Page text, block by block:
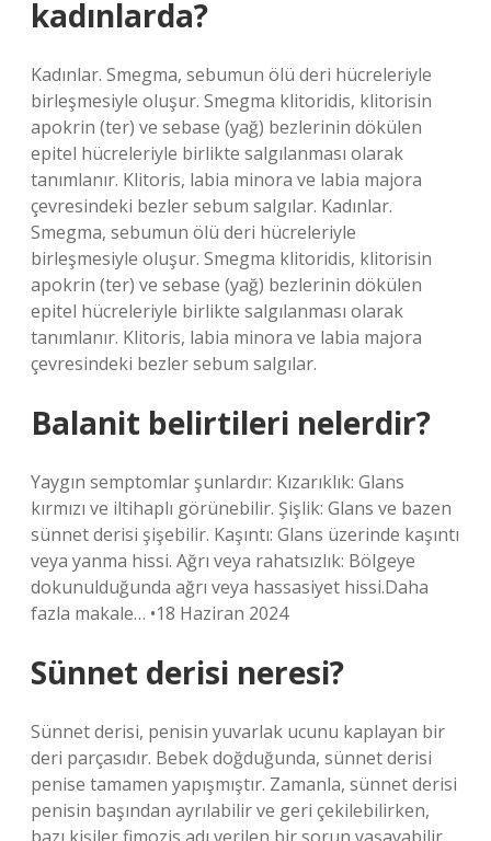
kadınlarda?
Kadınlar. Smegma, sebumun ölü deri hücreleriyle
birleşmesiyle oluşur. Smegma klitoridis, klitorisin
apokrin (ter) ve sebase (yağ) bezlerinin dökülen
epitel hücreleriyle birlikte salgılanması olarak
tanımlanır. Klitoris, labia minora ve labia majora
çevresindeki bezler sebum salgılar. Kadınlar.
Smegma, sebumun ölü deri hücreleriyle
birleşmesiyle oluşur. Smegma klitoridis, klitorisin
apokrin (ter) ve sebase (yağ) bezlerinin dökülen
epitel hücreleriyle birlikte salgılanması olarak
tanımlanır. Klitoris, labia minora ve labia majora
çevresindeki bezler sebum salgılar.
Balanit belirtileri nelerdir?
Yaygın semptomlar şunlardır: Kızarıklık: Glans
kırmızı ve iltihaplı görünebilir. Şişlik: Glans ve bazen
sünnet derisi şişebilir. Kaşıntı: Glans üzerinde kaşıntı
veya yanma hissi. Ağrı veya rahatsızlık: Bölgeye
dokunulduğunda ağrı veya hassasiyet hissi.Daha
fazla makale… •18 Haziran 2024
Sünnet derisi neresi?
Sünnet derisi, penisin yuvarlak ucunu kaplayan bir
deri parçasıdır. Bebek doğduğunda, sünnet derisi
penise tamamen yapışmıştır. Zamanla, sünnet derisi
penisin başından ayrılabilir ve geri çekilebilirken,